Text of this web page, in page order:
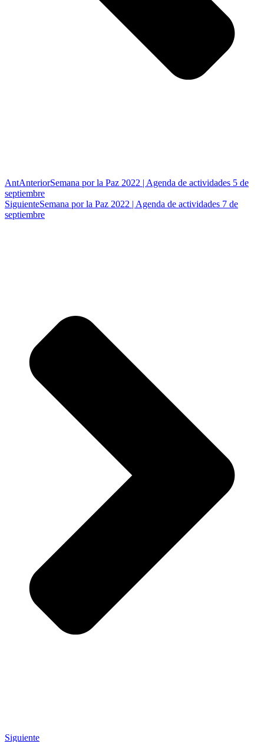
AntAnteriorSemana por la Paz 2022 | Agenda de actividades 5 de
septiembre
SiguienteSemana por la Paz 2022 | Agenda de actividades 7 de
septiembre
Siguiente